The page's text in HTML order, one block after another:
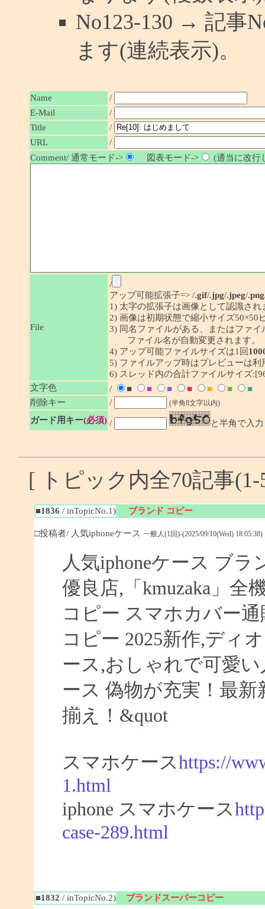
No123-130 → 記事
ます(連続表示)。
Name
/
E-Mail
/
Title
/
URL
/
Comment/ 通常モード->
図表モード-> (適当に改行
File
/
アップ可能拡張子=> /.gif/.jpg/.jpeg/.png
1) 太字の拡張子は画像として認識され
2) 画像は初期状態で縮小サイズ50×50
3) 同名ファイルがある、またはファ
ファイル名が自動変更されます。
4) アップ可能ファイルサイズは1回
5) ファイルアップ時はプレビューは利
6) スレッド内の合計ファイルサイズ
文字色
/ ■ ■ ■ ■ ■ ■
■
削除キー
/ (半角8文字以内)
ガード用キー(必須) / と半角で入力
[ トピック内全70記事
■1836 / inTopicNo.1) ブランド コピー
□投稿者/ 人気iphoneケース 一般人(1回)-(2025/09/10(Wed) 18:05:38)
人気iphoneケース ブラ
優良店,「kmuzaka」全
コピー スマホカバー
コピー 2025新作,ディ
ース,おしゃれで可愛
ース 偽物が充実！最新
揃え！&quot
スマホケースhttps://
1.html
iphone スマホケース
case-289.html
■1832 / inTopicNo.2) ブランドスーパーコピー